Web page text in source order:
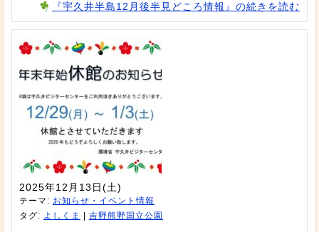
『宇久井半島12月後半見どころ情報』の続きを読む
2025年12月13日(土)
テーマ: お知らせ・イベント情報
タグ: よしくま 吉野熊野国立公園